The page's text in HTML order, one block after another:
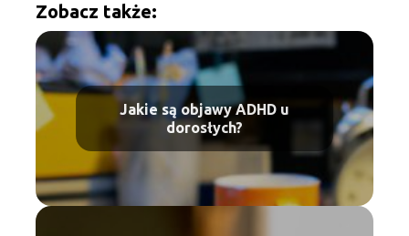
Zobacz także:
Jakie są objawy ADHD u
dorosłych?